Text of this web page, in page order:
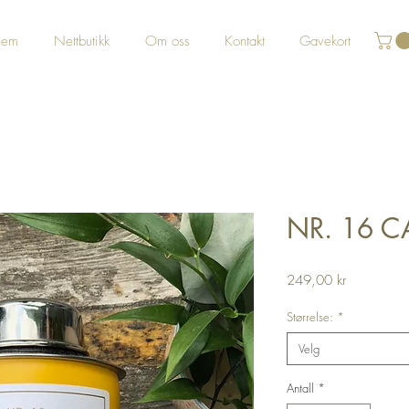
Nettbutikk Om oss Kontakt Gavekort
NR. 16
249,00 krPris
Størrelse: *
Velg
Antall *